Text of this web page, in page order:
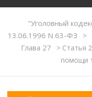
"Уголовный
13.06.1996 N 63-ФЗ
>
Глава 27 >Статья
помощи